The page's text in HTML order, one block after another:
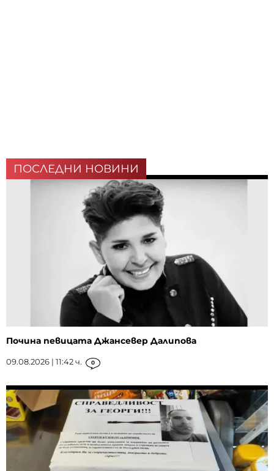
ПОСЛЕДНИ НОВИНИ
Почина певицата Джансевер Далипова
09.08.2026 | 11:42 ч. 0